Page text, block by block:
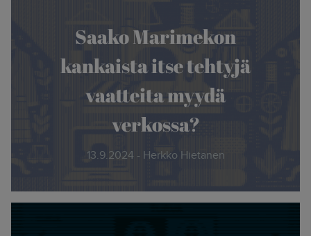
Saako Marimekon
kankaista itse tehtyjä
vaatteita myydä
verkossa?
13.9.2024 - Herkko Hietanen